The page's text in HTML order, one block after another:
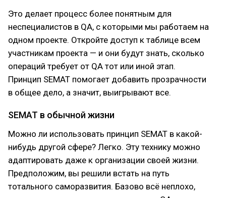
Это делает процесс более понятным для
неспециалистов в QA, с которыми мы работаем на
одном проекте. Откройте доступ к таблице всем
участникам проекта — и они будут знать, сколько
операций требует от QA тот или иной этап.
Принцип SEMAT помогает добавить прозрачности
в общее дело, а значит, выигрывают все.
SEMAT в обычной жизни
Можно ли использовать принцип SEMAT в какой-
нибудь другой сфере? Легко. Эту технику можно
адаптировать даже к организации своей жизни.
Предположим, вы решили встать на путь
тотального саморазвития. Базово всё неплохо,